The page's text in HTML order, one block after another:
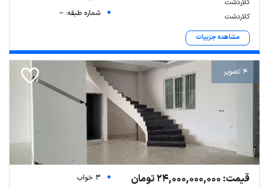
کلاردشت
کلاردشت
مشاهده جزییات
شماره طبقه: --
4 تصویر
قیمت: 24,000,000,000 تومان
3 خواب